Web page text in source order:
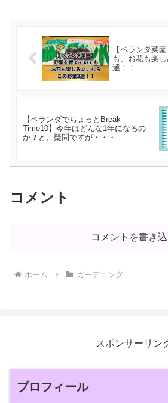
【ベランダ菜
も、お花も楽
選！！
【ベランダでちょっとBreak
Time10】今年はどんな1年になるの
か？と、疑問ですが・・・
コメント
コメントを書き
ホーム ガーデニング
スポンサーリン
プロフィール